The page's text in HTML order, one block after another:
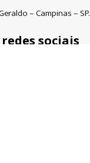
– Campinas – SP.
sociais